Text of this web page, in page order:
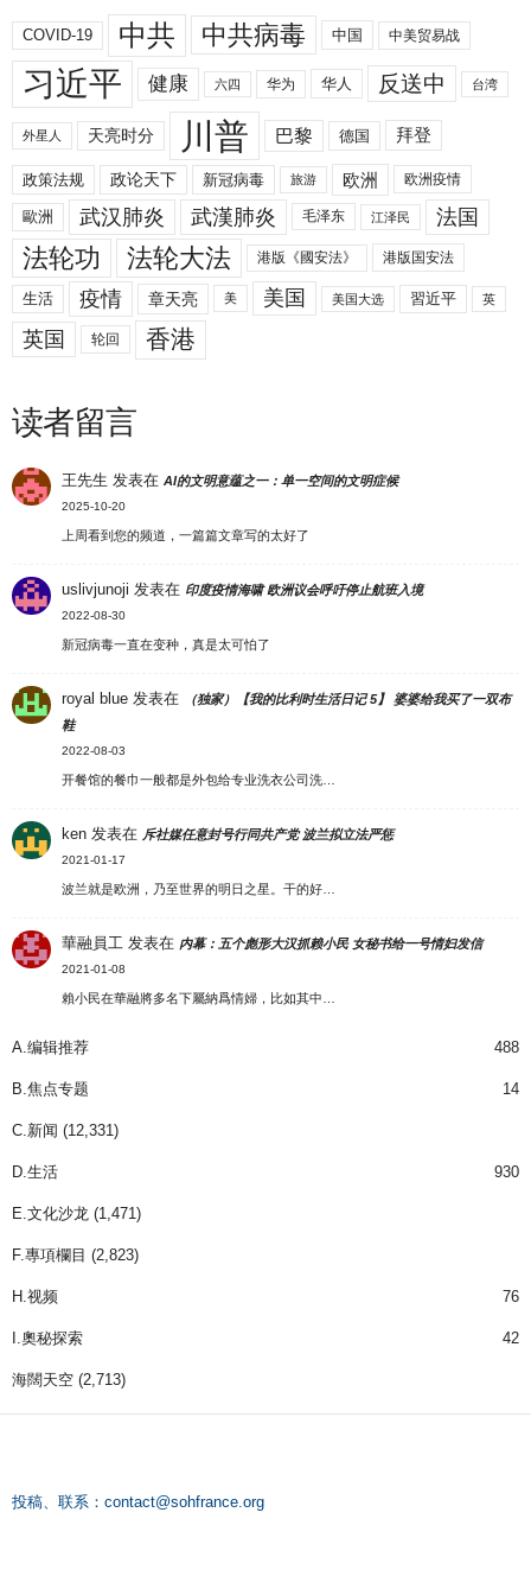
COVID-19 中共 中共病毒 中国 中美贸易战
习近平 健康 六四 华为 华人 反送中 台湾
外星人 天亮时分 川普 巴黎 德国 拜登
政策法规 政论天下 新冠病毒 旅游 欧洲 欧洲疫情
歐洲 武汉肺炎 武漢肺炎 毛泽东 江泽民 法国
法轮功 法轮大法 港版《國安法》 港版国安法
生活 疫情 章天亮 美 美国 美国大选 習近平 英
英国 轮回 香港
读者留言
王先生 发表在AI的文明意蕴之一：单一空间的文明症候
2025-10-20
上周看到您的频道，一篇篇文章写的太好了
uslivjunoji 发表在 印度疫情海啸 欧洲议会呼吁停止航班入境
2022-08-30
新冠病毒一直在变种，真是太可怕了
royal blue 发表在
（独家）【我的比利时生活日记 5】 婆婆给我买了一双布
鞋
2022-08-03
开餐馆的餐巾一般都是外包给专业洗衣公司洗…
ken 发表在 斥社媒任意封号行同共产党 波兰拟立法严惩
2021-01-17
波兰就是欧洲，乃至世界的明日之星。干的好…
華融員工 发表在 内幕：五个彪形大汉抓赖小民 女秘书给一号情妇发信
2021-01-08
賴小民在華融將多名下屬納爲情婦，比如其中…
A.编辑推荐 488
B.焦点专题 14
C.新闻 (12,331)
D.生活 930
E.文化沙龙 (1,471)
F.專項欄目 (2,823)
H.视频 76
I.奧秘探索 42
海闊天空 (2,713)
投稿、联系： contact@sohfrance.org